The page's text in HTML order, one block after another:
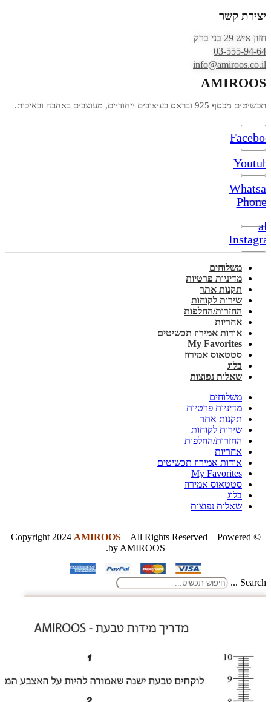
יצירת קשר
חזון איש 29 בני ברק
03-555-94-64
info@amiroos.co.il
AMIROOS
תכשיטים מכסף 925 ובראס בעיצובים ייחודיים, מעוצבים באהבה ובאיכות.
Phone-
alt
משלוחים
מדיניות פרטיות
תקנות אתר
שירות לקוחות
החזרות/החלפות
אחריות
אודות אמירוז תכשיטים
My Favorites
סטטאוס אמירוז
בלוג
שאלות נפוצות
משלוחים
מדיניות פרטיות
תקנות אתר
שירות לקוחות
החזרות/החלפות
אחריות
אודות אמירוז תכשיטים
My Favorites
סטטאוס אמירוז
בלוג
שאלות נפוצות
© Copyright 2024
AMIROOS– All Rights Reserved – Powered
by AMIROOS.
Search ...